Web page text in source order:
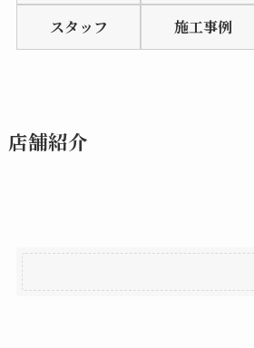
5
スタッフ 施工事例
店舗紹介